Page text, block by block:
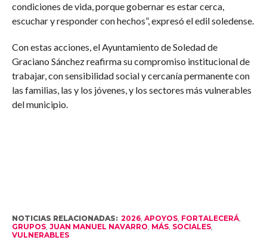
condiciones de vida, porque gobernar es estar cerca,
escuchar y responder con hechos”, expresó el edil soledense.
Con estas acciones, el Ayuntamiento de Soledad de
Graciano Sánchez reafirma su compromiso institucional de
trabajar, con sensibilidad social y cercanía permanente con
las familias, las y los jóvenes, y los sectores más vulnerables
del municipio.
NOTICIAS RELACIONADAS: 2026, APOYOS, FORTALECERÁ,
GRUPOS, JUAN MANUEL NAVARRO, MÁS, SOCIALES,
VULNERABLES